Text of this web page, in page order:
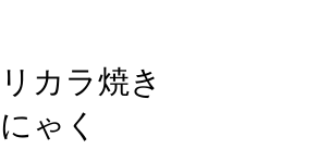
カラ焼き
ゃく